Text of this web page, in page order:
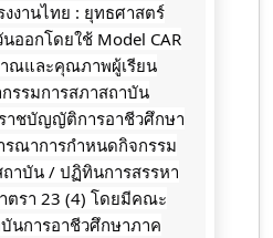
งานไทย : ยุทธศาสตร์
ออกโดยใช้ Model CAR
าณและคุณภาพผู้เรียน
รรมการสภาสถาบัน
าชบัญญัติการอาชีวศึกษา
ณาการกำหนดกิจกรรม
าบัน / ปฏิทินการสรรหา
ตรา 23 (4) โดยมีคณะ
นการอาชีวศึกษาภาค